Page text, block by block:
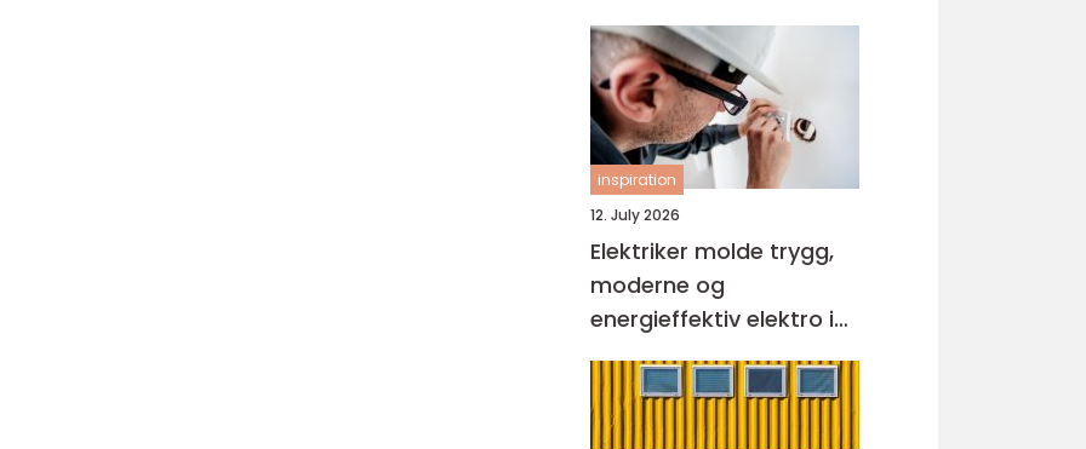
komplett
inspiration
12. July 2026
Elektriker molde trygg,
moderne og
energieffektiv elektro i
hverdagen